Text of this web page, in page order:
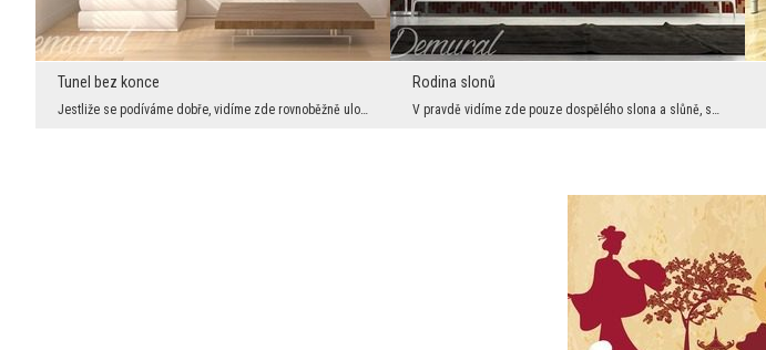
Tunel bez konce
Jestliže se podíváme dobře, vidíme zde rovnoběžně uložené sloupy, které jsou spojeny obloukem na ...
Rodina slonů
V pravdě vidíme zde pouze dospělého slona a slůně, snad máma s dítětem. Společně jdou jedním směr...